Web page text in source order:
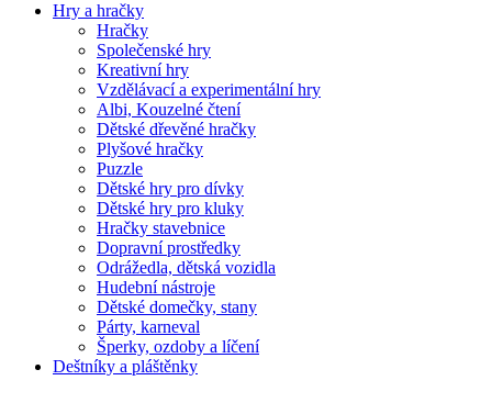
Hry a hračky
Hračky
Společenské hry
Kreativní hry
Vzdělávací a experimentální hry
Albi, Kouzelné čtení
Dětské dřevěné hračky
Plyšové hračky
Puzzle
Dětské hry pro dívky
Dětské hry pro kluky
Hračky stavebnice
Dopravní prostředky
Odrážedla, dětská vozidla
Hudební nástroje
Dětské domečky, stany
Párty, karneval
Šperky, ozdoby a líčení
Deštníky a pláštěnky